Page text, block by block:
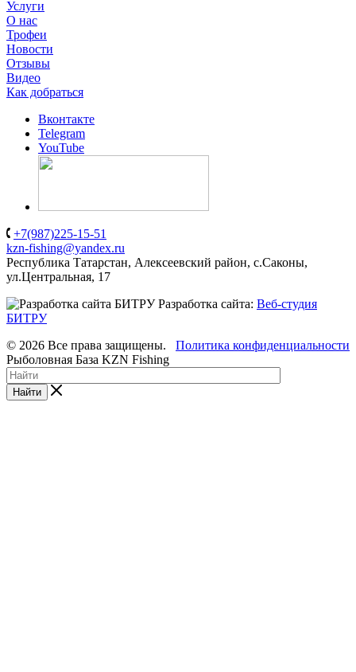
Услуги
О нас
Трофеи
Новости
Отзывы
Видео
Как добраться
Вконтакте
Telegram
YouTube
+7(987)225-15-51
kzn-fishing@yandex.ru
Республика Татарстан, Алексеевский район, с.Саконы,
ул.Центральная, 17
Разработка сайта: Веб-студия
БИТРУ
Политика конфиденциальности
© 2026 Все права защищены.
Рыболовная База KZN Fishing
Найти